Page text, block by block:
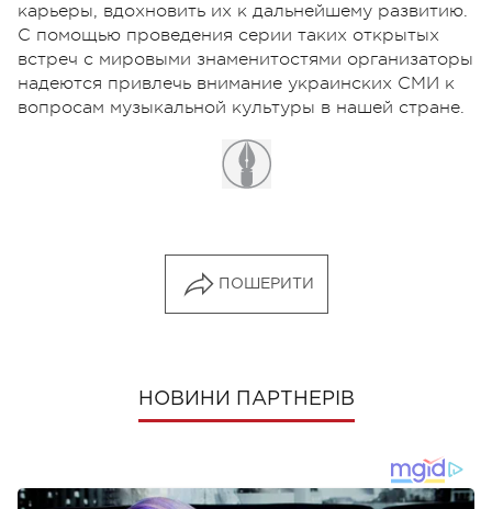
карьеры, вдохновить их к дальнейшему развитию.
С помощью проведения серии таких открытых
встреч с мировыми знаменитостями организаторы
надеются привлечь внимание украинских СМИ к
вопросам музыкальной культуры в нашей стране.
ПОШЕРИТИ
НОВИНИ ПАРТНЕРІВ